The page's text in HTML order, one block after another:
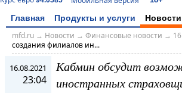
Главная Продукты и услуги Новости
mfd.ru→ Новости → Финансовые новости →
создания филиалов ин...
16.08.2021
23:04
Кабмин обсудит
иностранных